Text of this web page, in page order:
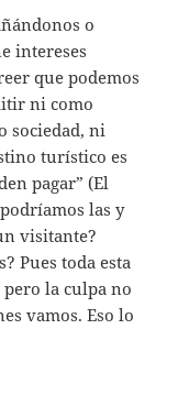
o
intereses
que podemos
ni como
sociedad, ni
turístico es
pagar” (El
las y
visitante?
Pues toda esta
la culpa no
vamos. Eso lo